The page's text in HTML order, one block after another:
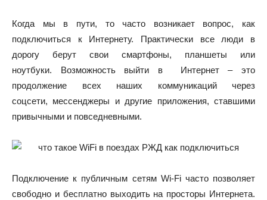
Когда мы в пути, то часто возникает вопрос, как
подключиться к Интернету. Практически все люди в
дорогу берут свои смартфоны, планшеты или
ноутбуки. Возможность выйти в Интернет – это
продолжение всех наших коммуникаций через
соцсети, мессенджеры и другие приложения, ставшими
привычными и повседневными.
Подключение к публичным сетям Wi-Fi часто позволяет
свободно и бесплатно выходить на просторы Интернета.